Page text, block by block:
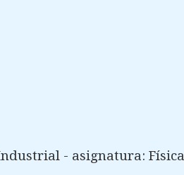
- asignatura: Física